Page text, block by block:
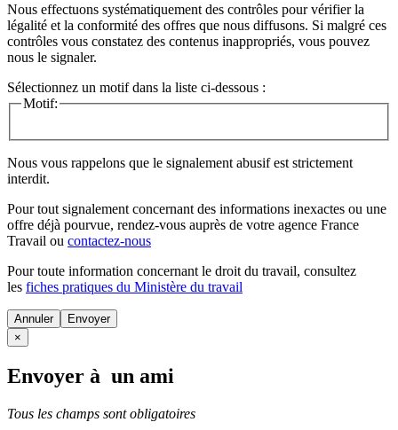
Nous effectuons systématiquement des contrôles pour vérifier la
légalité et la conformité des offres que nous diffusons. Si malgré ces
contrôles vous constatez des contenus inappropriés, vous pouvez
nous le signaler.
Sélectionnez un motif dans la liste ci-dessous :
Motif:
Nous vous rappelons que le signalement abusif est strictement
interdit.
Pour tout signalement concernant des informations inexactes ou une
offre déjà pourvue, rendez-vous auprès de votre agence France
Travail ou contactez-nous
Pour toute information concernant le droit du travail, consultez
les fiches pratiques du Ministère du travail
Annuler
×
Envoyer à un ami
Tous les champs sont obligatoires